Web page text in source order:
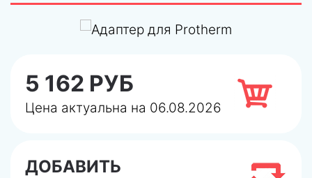
5 162 РУБ
Цена актуальна на 06.08.2026
ДОБАВИТЬ